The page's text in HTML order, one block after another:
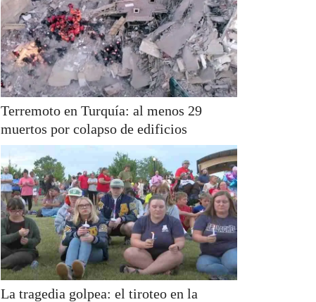
Terremoto en Turquía: al menos 29
muertos por colapso de edificios
La tragedia golpea: el tiroteo en la